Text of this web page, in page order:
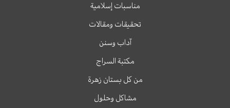
مناسبات إسلامية
تحقيقات ومقالات
آداب وسنن
مكتبة السراج
من كل بستان زهرة
مشاكل وحلول